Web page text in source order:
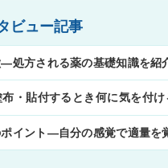
ビュー記事
処方される薬の基礎知識を紹
布・貼付するとき何に気を
イント―自分の感覚で適量を